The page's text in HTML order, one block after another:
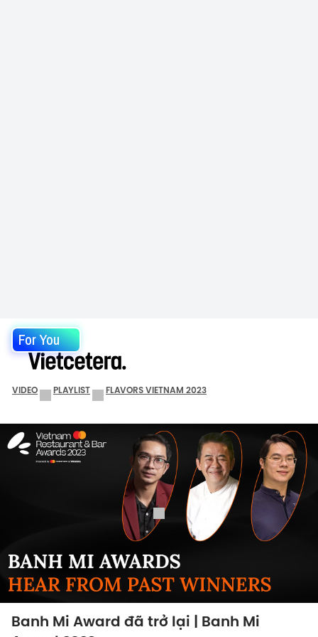
For You
VIDEO PLAYLIST FLAVORS VIETNAM 2023
Banh Mi Award đã trở lại | Banh Mi